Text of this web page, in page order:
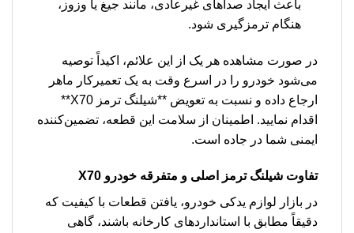
باعث ایجاد صداهای غیرعادی، مانند جیغ یا وزوز،
هنگام ترمزگیری شود.
در صورت مشاهده هر یک از این علائم، اکیداً توصیه
می‌شود خودرو را در اسرع وقت به یک تعمیرکار ماهر
ارجاع داده و نسبت به تعویض **شیلنگ ترمز X70**
اقدام نمایید. اطمینان از سلامت این قطعه، تضمین‌کننده
ایمنی شما در جاده است.
تفاوت شیلنگ ترمز
اصلی و متفرقه خودرو X70
در بازار لوازم یدکی خودرو، یافتن قطعات با کیفیت که
دقیقاً مطابق با استانداردهای کارخانه باشند، گاهی